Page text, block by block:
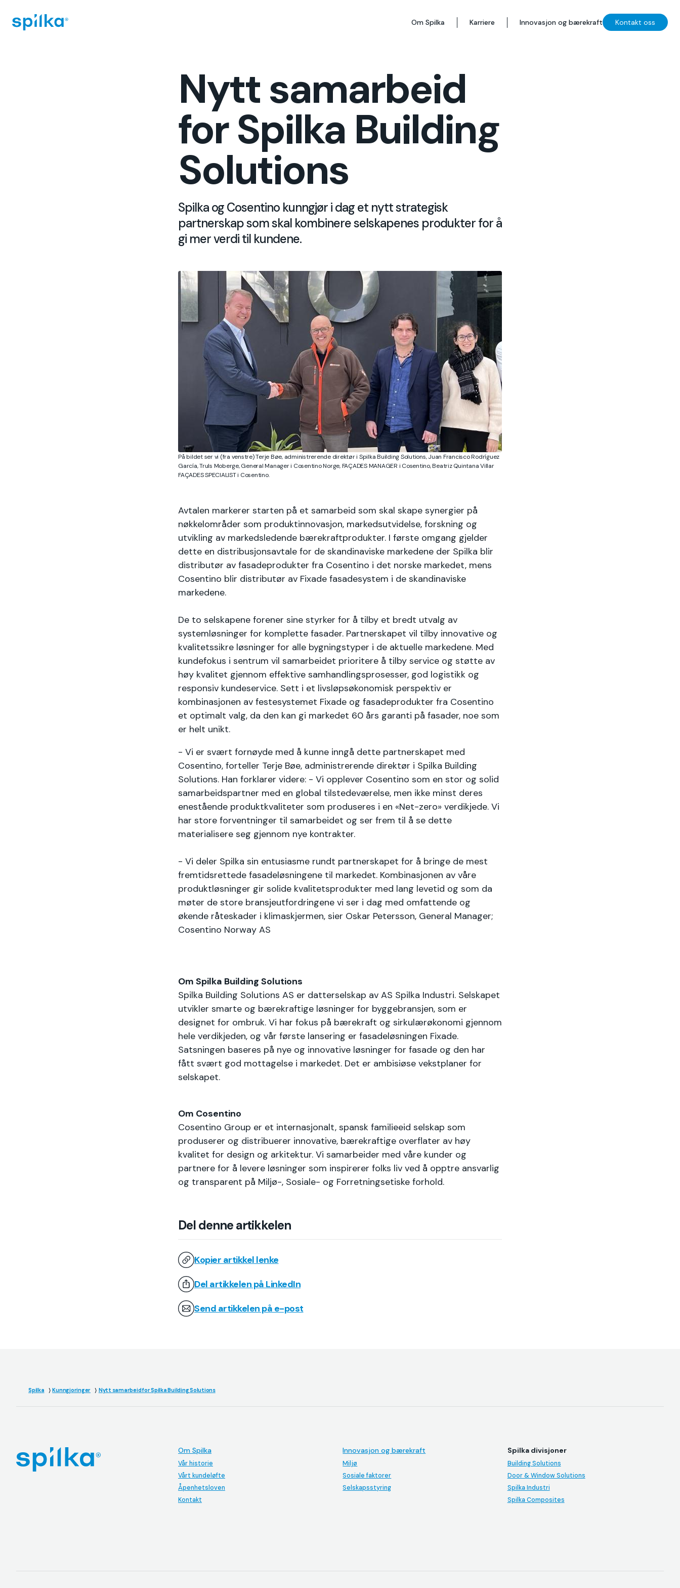
Spilka
Om Spilka Karriere Innovasjon og bærekraft Kontakt oss
Nytt samarbeid
for Spilka Building
Solutions
Spilka og Cosentino kunngjør i dag et nytt strategisk
partnerskap som skal kombinere selskapenes produkter for å
gi mer verdi til kundene.
På bildet ser vi (fra venstre) Terje Bøe, administrerende direktør i Spilka Building Solutions, Juan Francisco Rodríguez
García, Truls Moberge, General Manager i Cosentino Norge, FAÇADES MANAGER i Cosentino, Beatriz Quintana Villar
FAÇADES SPECIALIST i Cosentino.
Avtalen markerer starten på et samarbeid som skal skape synergier på
nøkkelområder som produktinnovasjon, markedsutvidelse, forskning og
utvikling av markedsledende bærekraftprodukter. I første omgang gjelder
dette en distribusjonsavtale for de skandinaviske markedene der Spilka blir
distributør av fasadeprodukter fra Cosentino i det norske markedet, mens
Cosentino blir distributør av Fixade fasadesystem i de skandinaviske
markedene.
De to selskapene forener sine styrker for å tilby et bredt utvalg av
systemløsninger for komplette fasader. Partnerskapet vil tilby innovative og
kvalitetssikre løsninger for alle bygningstyper i de aktuelle markedene. Med
kundefokus i sentrum vil samarbeidet prioritere å tilby service og støtte av
høy kvalitet gjennom effektive samhandlingsprosesser, god logistikk og
responsiv kundeservice. Sett i et livsløpsøkonomisk perspektiv er
kombinasjonen av festesystemet Fixade og fasadeprodukter fra Cosentino
et optimalt valg, da den kan gi markedet 60 års garanti på fasader, noe som
er helt unikt.
- Vi er svært fornøyde med å kunne inngå dette partnerskapet med
Cosentino, forteller Terje Bøe, administrerende direktør i Spilka Building
Solutions. Han forklarer videre: - Vi opplever Cosentino som en stor og solid
samarbeidspartner med en global tilstedeværelse, men ikke minst deres
enestående produktkvaliteter som produseres i en «Net-zero» verdikjede. Vi
har store forventninger til samarbeidet og ser frem til å se dette
materialisere seg gjennom nye kontrakter.
- Vi deler Spilka sin entusiasme rundt partnerskapet for å bringe de mest
fremtidsrettede fasadeløsningene til markedet. Kombinasjonen av våre
produktløsninger gir solide kvalitetsprodukter med lang levetid og som da
møter de store bransjeutfordringene vi ser i dag med omfattende og
økende råteskader i klimaskjermen, sier Oskar Petersson, General Manager;
Cosentino Norway AS
Om Spilka Building Solutions
Spilka Building Solutions AS er datterselskap av AS Spilka Industri. Selskapet
utvikler smarte og bærekraftige løsninger for byggebransjen, som er
designet for ombruk. Vi har fokus på bærekraft og sirkulærøkonomi gjennom
hele verdikjeden, og vår første lansering er fasadeløsningen Fixade.
Satsningen baseres på nye og innovative løsninger for fasade og den har
fått svært god mottagelse i markedet. Det er ambisiøse vekstplaner for
selskapet.
Om Cosentino
Cosentino Group er et internasjonalt, spansk familieeid selskap som
produserer og distribuerer innovative, bærekraftige overflater av høy
kvalitet for design og arkitektur. Vi samarbeider med våre kunder og
partnere for å levere løsninger som inspirerer folks liv ved å opptre ansvarlig
og transparent på Miljø-, Sosiale- og Forretningsetiske forhold.
Del denne artikkelen
Kopier artikkel lenke
Del artikkelen på LinkedIn
Send artikkelen på e-post
Spilka Kunngjoringer Nytt samarbeid for Spilka Building Solutions
Om Spilka
Vår historie
Vårt kundeløfte
Åpenhetsloven
Kontakt
Innovasjon og bærekraft
Miljø
Sosiale faktorer
Selskapsstyring
Spilka divisjoner
Building Solutions
Door & Window Solutions
Spilka Industri
Spilka Composites